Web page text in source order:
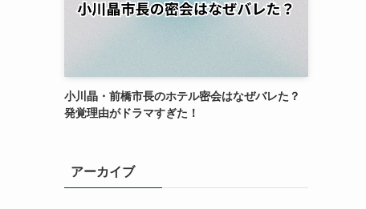
小川晶・前橋市長のホテル密会はなぜバレた？
発覚理由がドラマすぎた！
アーカイブ